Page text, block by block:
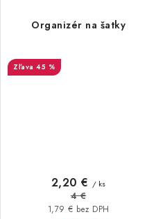
Organizér na šatky
45 %
1,79 € bez DPH
2,20 € / ks
4 €